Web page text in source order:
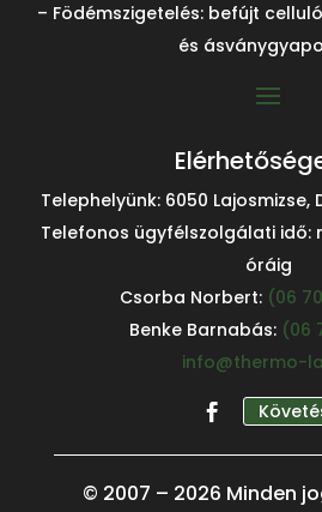
– Födémszigetelés: befújt
és
Telephelyünk: 6050 Lajosmizse,
Telefonos ügyfélszolgálati idő:
óráig
Csorba Norbert: (06
Benke Barnabás: (06
info@thermo-
© 2007 – 2026 Minden
Kiválóra értékelt szolgáltató